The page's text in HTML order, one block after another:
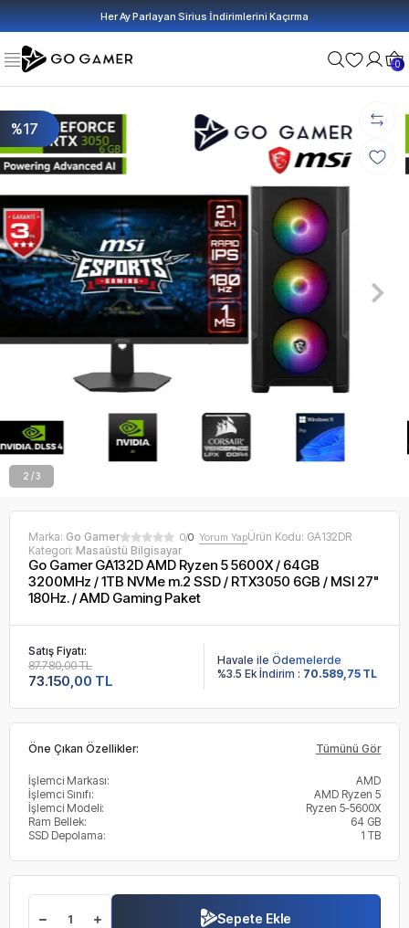
Her Ay Parlayan Sirius İndirimlerini Kaçırma
0
%17
2 / 3
Marka: Go Gamer 0/0 Yorum YapÜrün Kodu: GA132DR
Kategori: Masaüstü Bilgisayar
Go Gamer GA132D AMD Ryzen 5 5600X / 64GB
3200MHz / 1TB NVMe m.2 SSD / RTX3050 6GB / MSI 27"
180Hz. / AMD Gaming Paket
Satış Fiyatı:
73.150,00 TL
87.780,00 TL
Havale ile Ödemelerde
%3.5 Ek İndirim : 70.589,75 TL
Öne Çıkan Özellikler: Tümünü Gör
İşlemci Markası:
AMD
İşlemci Sınıfı:
AMD Ryzen 5
İşlemci Modeli:
Ryzen 5-5600X
Ram Bellek:
64 GB
SSD Depolama:
1 TB
Sepete Ekle